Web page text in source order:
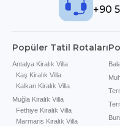
+90
Popüler Tatil Rotaları
Antalya Kiralık Villa
Kaş Kiralık Villa
Kalkan Kiralık Villa
Muğla Kiralık Villa
Fethiye Kiralık Villa
Marmaris Kiralık Villa